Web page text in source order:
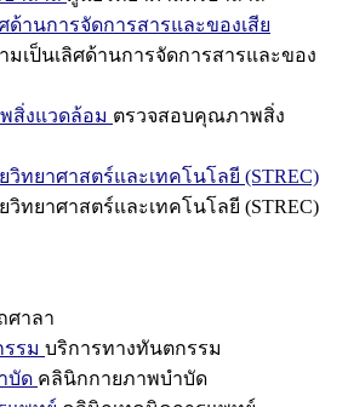
ด้านการจัดการสารและของเสีย
มเป็นเลิศด้านการจัดการสารและของ
สิ่งแวดล้อม ตรวจสอบคุณภาพสิ่ง
วิทยาศาสตร์และเทคโนโลยี (STREC)
วิทยาศาสตร์และเทคโนโลยี (STREC)
ศาลา
รม บริการทางทันตกรรม
บัด คลินิกกายภาพบำบัด